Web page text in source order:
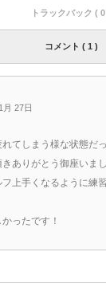
トラックバック (
コメント ( 1 )
月 27日
てしまう様な状態だ
ありがとう御座いま
フ上手くなるように練
ったです！